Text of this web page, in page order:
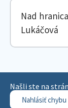
Nad
Lukáčová
Našli ste na
Nahlásiť chybu